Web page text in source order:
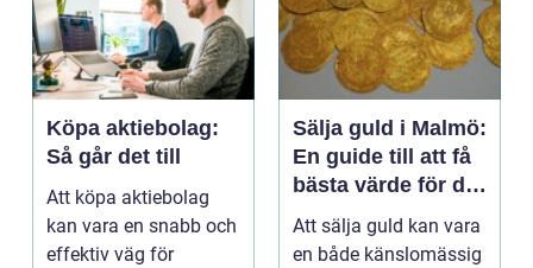
Köpa aktiebolag:
Så går det till
Att köpa aktiebolag
kan vara en snabb och
effektiv väg för
Sälja guld i Malmö:
En guide till att få
bästa värde för ditt
guld
Att sälja guld kan vara
en både känslomässig